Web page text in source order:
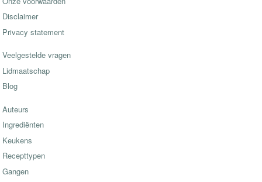
Disclaimer
Privacy statement
Veelgestelde vragen
Lidmaatschap
Blog
Auteurs
Ingrediënten
Keukens
Recepttypen
Gangen